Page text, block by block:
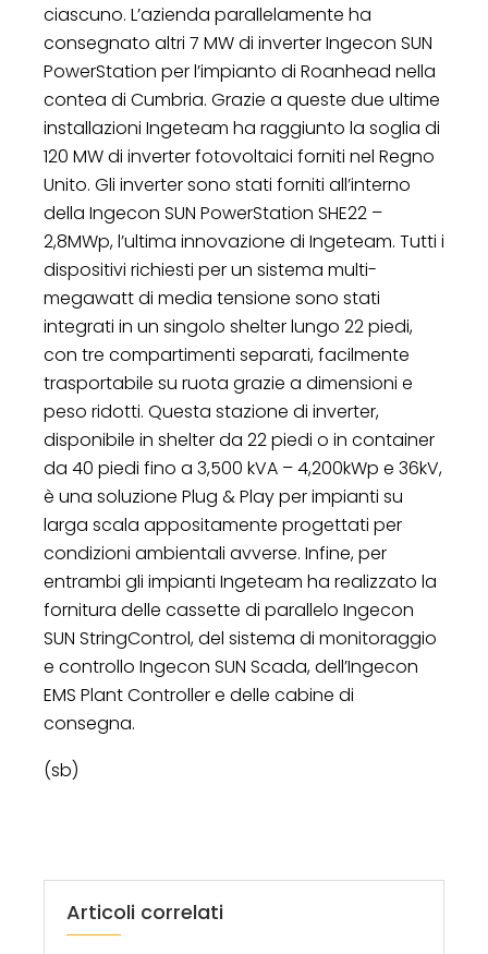
ciascuno. L’azienda parallelamente ha
consegnato altri 7 MW di inverter Ingecon SUN
PowerStation per l’impianto di Roanhead nella
contea di Cumbria. Grazie a queste due ultime
installazioni Ingeteam ha raggiunto la soglia di
120 MW di inverter fotovoltaici forniti nel Regno
Unito. Gli inverter sono stati forniti all’interno
della Ingecon SUN PowerStation SHE22 –
2,8MWp, l’ultima innovazione di Ingeteam. Tutti i
dispositivi richiesti per un sistema multi-
megawatt di media tensione sono stati
integrati in un singolo shelter lungo 22 piedi,
con tre compartimenti separati, facilmente
trasportabile su ruota grazie a dimensioni e
peso ridotti. Questa stazione di inverter,
disponibile in shelter da 22 piedi o in container
da 40 piedi fino a 3,500 kVA – 4,200kWp e 36kV,
è una soluzione Plug & Play per impianti su
larga scala appositamente progettati per
condizioni ambientali avverse. Infine, per
entrambi gli impianti Ingeteam ha realizzato la
fornitura delle cassette di parallelo Ingecon
SUN StringControl, del sistema di monitoraggio
e controllo Ingecon SUN Scada, dell’Ingecon
EMS Plant Controller e delle cabine di
consegna.
(sb)
Articoli correlati